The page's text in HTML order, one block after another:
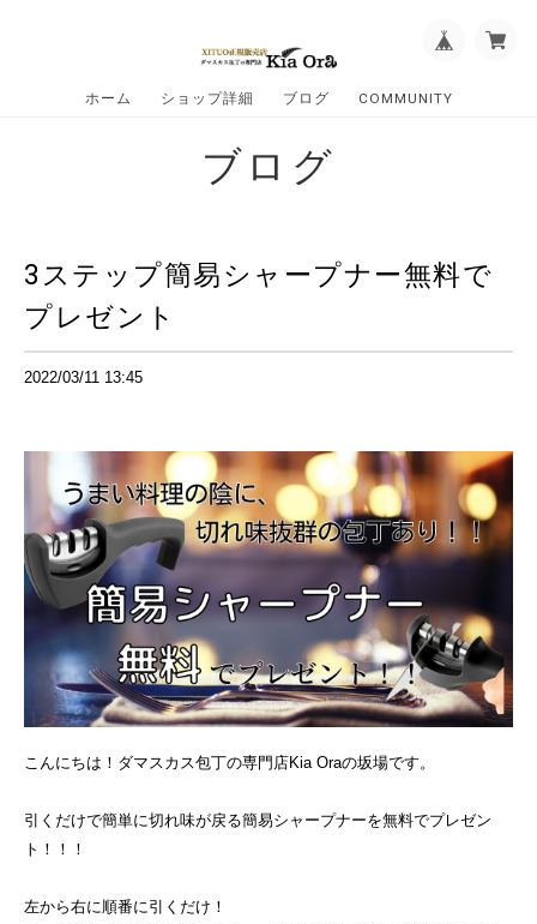
ホーム ショップ詳細 ブログ COMMUNITY
ブログ
3ステップ簡易シャープナー無料で
プレゼント
2022/03/11 13:45
こんにちは！ダマスカス包丁の専門店Kia Oraの坂場です。
引くだけで簡単に切れ味が戻る簡易シャープナーを無料でプレゼン
ト！！！
左から右に順番に引くだけ！